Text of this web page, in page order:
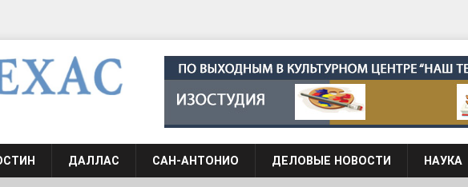
ДАЛЛАС САН-АНТОНИО ДЕЛОВЫЕ НОВОСТИ НАУКА